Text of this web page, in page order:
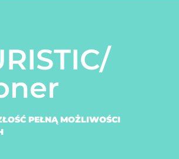
PEŁNĄ MOŻLIWOŚCI